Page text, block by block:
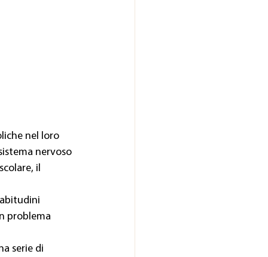
nel loro
nervoso
il
problema
serie di